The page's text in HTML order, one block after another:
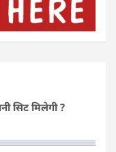
सिट मिलेगी ?